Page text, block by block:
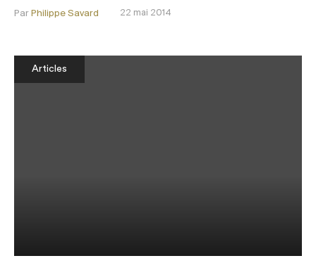
22 mai 2014
Par Philippe Savard
Articles